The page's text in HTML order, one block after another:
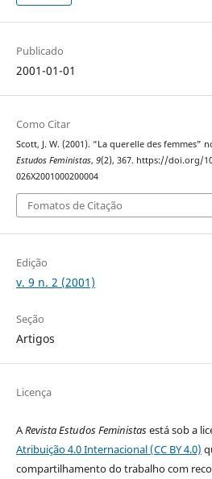
Publicado
2001-01-01
Como Citar
Scott, J. W. (2001). “La querelle des femmes”
Estudos Feministas, 9(2), 367. https://doi.org/
026X2001000200004
Fomatos de Citação
Edição
v. 9 n. 2 (2001)
Seção
Artigos
Licença
ARevista Estudos Feministasestá sob a
Atribuição 4.0 Internacional (CC BY 4.0)
compartilhamento do trabalho com